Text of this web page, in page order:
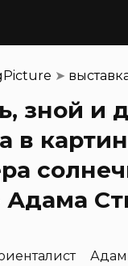
➤
зной и
в
Адама